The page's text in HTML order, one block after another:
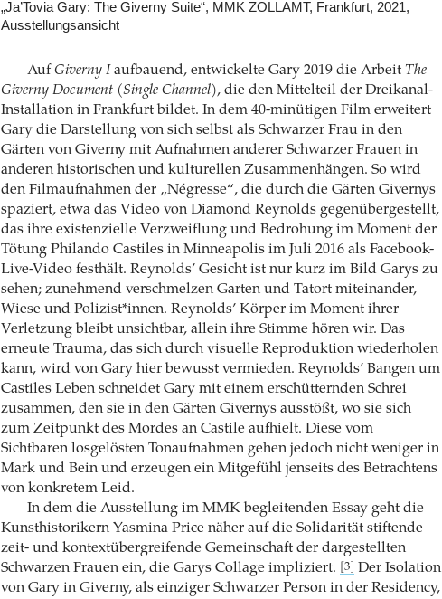
„Ja’Tovia Gary: The Giverny Suite“, MMK ZOLLAMT, Frankfurt, 2021,
Ausstellungsansicht
Auf Giverny Iaufbauend, entwickelte Gary 2019 die Arbeit The
Giverny Document (Single Channel), die den Mittelteil der Dreikanal-
Installation in Frankfurt bildet. In dem 40-minütigen Film erweitert
Gary die Darstellung von sich selbst als Schwarzer Frau in den
Gärten von Giverny mit Aufnahmen anderer Schwarzer Frauen in
anderen historischen und kulturellen Zusammenhängen. So wird
den Filmaufnahmen der „Négresse“, die durch die Gärten Givernys
spaziert, etwa das Video von Diamond Reynolds gegenübergestellt,
das ihre existenzielle Verzweiflung und Bedrohung im Moment der
Tötung Philando Castiles in Minneapolis im Juli 2016 als Facebook-
Live-Video festhält. Reynolds’ Gesicht ist nur kurz im Bild Garys zu
sehen; zunehmend verschmelzen Garten und Tatort miteinander,
Wiese und Polizist*innen. Reynolds’ Körper im Moment ihrer
Verletzung bleibt unsichtbar, allein ihre Stimme hören wir. Das
erneute Trauma, das sich durch visuelle Reproduktion wiederholen
kann, wird von Gary hier bewusst vermieden. Reynolds’ Bangen um
Castiles Leben schneidet Gary mit einem erschütternden Schrei
zusammen, den sie in den Gärten Givernys ausstößt, wo sie sich
zum Zeitpunkt des Mordes an Castile aufhielt. Diese vom
Sichtbaren losgelösten Tonaufnahmen gehen jedoch nicht weniger in
Mark und Bein und erzeugen ein Mitgefühl jenseits des Betrachtens
von konkretem Leid.
In dem die Ausstellung im MMK begleitenden Essay geht die
Kunsthistorikern Yasmina Price näher auf die Solidarität stiftende
zeit- und kontextübergreifende Gemeinschaft der dargestellten
Schwarzen Frauen ein, die Garys Collage impliziert.
[3]
Der Isolation
von Gary in Giverny, als einziger Schwarzer Person in der Residency,